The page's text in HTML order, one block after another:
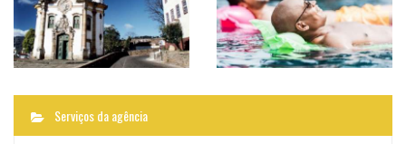
Serviços da agência